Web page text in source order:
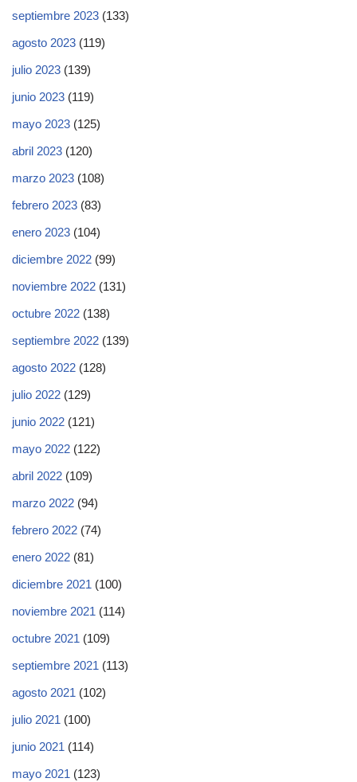
septiembre 2023 (133)
agosto 2023 (119)
julio 2023 (139)
junio 2023 (119)
mayo 2023 (125)
abril 2023 (120)
marzo 2023 (108)
febrero 2023 (83)
enero 2023 (104)
diciembre 2022 (99)
noviembre 2022 (131)
octubre 2022 (138)
septiembre 2022 (139)
agosto 2022 (128)
julio 2022 (129)
junio 2022 (121)
mayo 2022 (122)
abril 2022 (109)
marzo 2022 (94)
febrero 2022 (74)
enero 2022 (81)
diciembre 2021 (100)
noviembre 2021 (114)
octubre 2021 (109)
septiembre 2021 (113)
agosto 2021 (102)
julio 2021 (100)
junio 2021 (114)
mayo 2021 (123)